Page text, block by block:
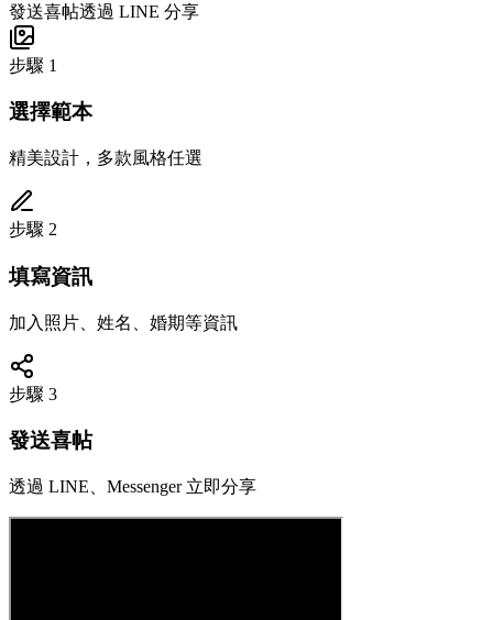
發送喜帖透過 LINE 分享
步驟 1
選擇範本
精美設計，多款風格任選
步驟 2
填寫資訊
加入照片、姓名、婚期等資訊
步驟 3
發送喜帖
透過 LINE、Messenger 立即分享